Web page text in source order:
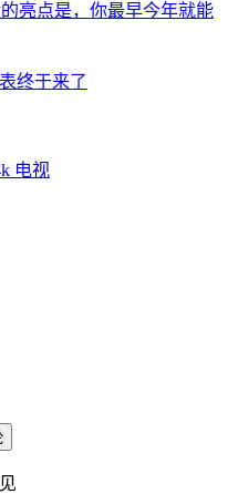
亮点是，你最早今年就能
终于来了
电视